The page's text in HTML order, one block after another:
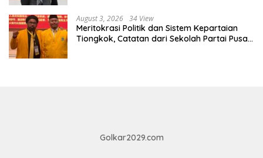
August 3, 2026 34 View
Meritokrasi Politik dan Sistem Kepartaian
Tiongkok, Catatan dari Sekolah Partai Pusat
Golkar2029.com